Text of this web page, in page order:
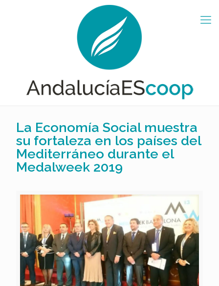
La Economía Social muestra
su fortaleza en los países del
Mediterráneo durante el
Medalweek 2019